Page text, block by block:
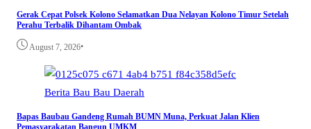
Gerak Cepat Polsek Kolono Selamatkan Dua Nelayan Kolono Timur Setelah
Perahu Terbalik Dihantam Ombak
August 7, 2026•
Berita Bau Bau Daerah
Bapas Baubau Gandeng Rumah BUMN Muna, Perkuat Jalan Klien
Pemasyarakatan Bangun UMKM